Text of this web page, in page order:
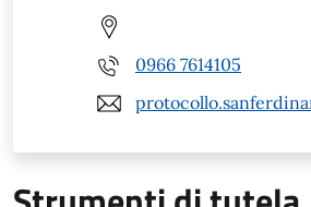
0966 7614105